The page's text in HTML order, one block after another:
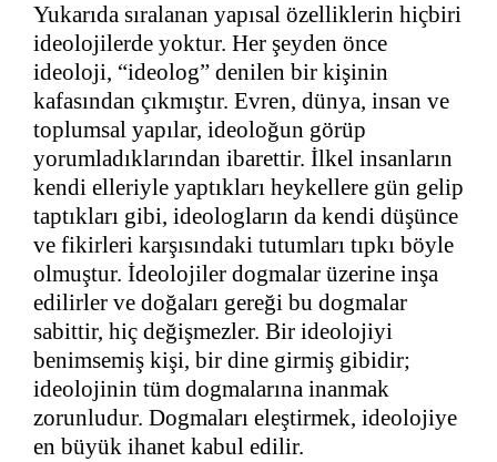
Yukarıda sıralanan yapısal özelliklerin hiçbiri
ideolojilerde yoktur. Her şeyden önce
ideoloji, “ideolog” denilen bir kişinin
kafasından çıkmıştır. Evren, dünya, insan ve
toplumsal yapılar, ideoloğun görüp
yorumladıklarından ibarettir. İlkel insanların
kendi elleriyle yaptıkları heykellere gün gelip
taptıkları gibi, ideologların da kendi düşünce
ve fikirleri karşısındaki tutumları tıpkı böyle
olmuştur. İdeolojiler dogmalar üzerine inşa
edilirler ve doğaları gereği bu dogmalar
sabittir, hiç değişmezler. Bir ideolojiyi
benimsemiş kişi, bir dine girmiş gibidir;
ideolojinin tüm dogmalarına inanmak
zorunludur. Dogmaları eleştirmek, ideolojiye
en büyük ihanet kabul edilir.